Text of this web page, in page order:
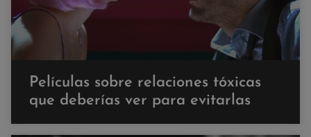
Películas sobre relaciones tóxicas
que deberías ver para evitarlas